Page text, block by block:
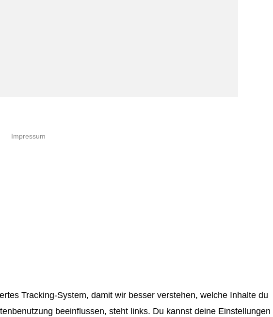
Impressum
Tracking-System, damit wir besser verstehen, welche Inhalte du
beeinflussen, steht links. Du kannst deine Einstellungen